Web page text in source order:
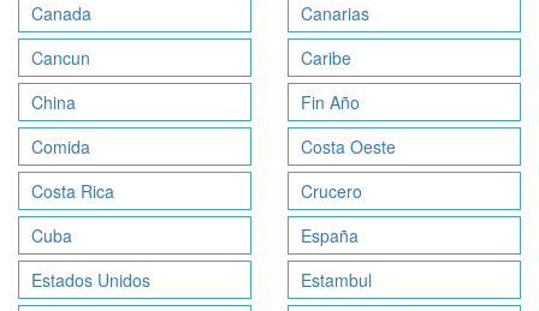
Canada
Canarias
Cancun
Caribe
China
Fin Año
Comida
Costa Oeste
Costa Rica
Crucero
Cuba
España
Estados Unidos
Estambul